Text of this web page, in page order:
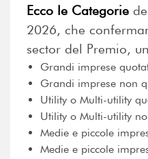
Ecco le Categorie
2026, che
sector del Premio,
Grandi imprese
Grandi imprese non
Utility o Multi-utility
Utility o Multi-utility
Medie e piccole
Medie e piccole